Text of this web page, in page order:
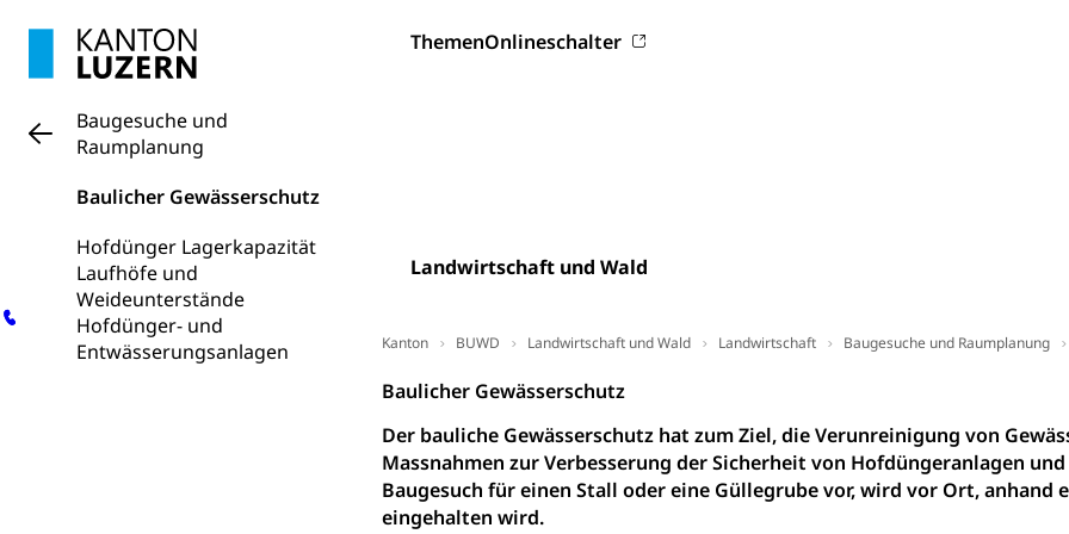
ThemenOnlineschalter
Landwirtschaft und Wald
Baugesuche und
Raumplanung
Baulicher Gewässerschutz
Hofdünger Lagerkapazität
Laufhöfe und
Weideunterstände
Hofdünger- und
Entwässerungsanlagen
Kanton BUWD Landwirtschaft und Wald Landwirtschaft Baugesuche und Raumplanung
Baulicher Gewässerschutz
Der bauliche Gewässerschutz hat zum Ziel, die Verunreinigung von
Massnahmen zur Verbesserung der Sicherheit von Hofdüngeranlagen
Baugesuch für einen Stall oder eine Güllegrube vor, wird vor Ort, anhand
eingehalten wird.
Adoptivkind, Adoptiveltern, Adoptionsvermittlung, Adoptionsverfahren, elterliche
Jagdausweis, Fischereiausweis
Einbürgerung
Einbürgerungsverfahren
Einbürgerungen
Geburt
Geburtsurkunde, Geburtsschein, Geburtsanzeige
Familienzulagen (WAS Luzern) Schwangerschaft / Geburt
Kinder und Jugendliche
Mündigkeit, Kindesschutz, Jugendschutz